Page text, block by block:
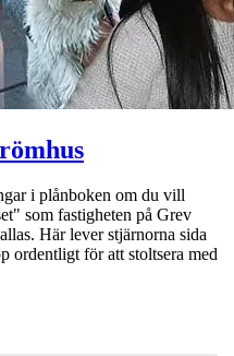
i plånboken om du vill
som fastigheten på Grev
Här lever stjärnorna sida
ordentligt för att stoltsera med